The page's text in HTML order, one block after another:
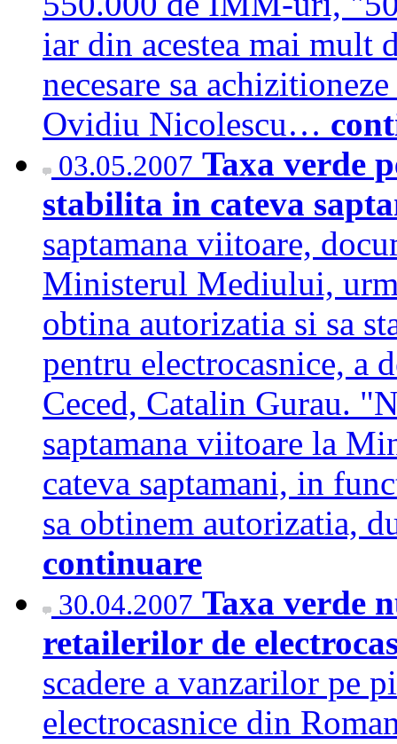
iar din acestea mai mult
necesare sa
Ovidiu Nicolescu…
03.05.2007 Taxa verde
stabilita in cateva
saptamana viitoare,
Ministerul Mediului,
obtina autorizatia si sa
pentru electrocasnice, a
Ceced, Catalin Gurau.
saptamana viitoare la
cateva saptamani, in
sa obtinem autorizatia,
continuare
30.04.2007 Taxa verde
retailerilor de
scadere a vanzarilor pe
electrocasnice din